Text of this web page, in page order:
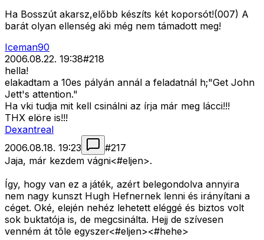
Ha Bosszút akarsz,előbb készíts két koporsót!(007) A
barát olyan ellenség aki még nem támadott meg!
Iceman90
2006.08.22. 19:38#218
hella!
elakadtam a 10es pályán annál a feladatnál h;"Get John
Jett's attention."
Ha vki tudja mit kell csinálni az írja már meg lácci!!!
THX elöre is!!!
Dexantreal
2006.08.18. 19:23
#217
Jaja, már kezdem vágni<#eljen>.
Így, hogy van ez a játék, azért belegondolva annyira
nem nagy kunszt Hugh Hefnernek lenni és irányítani a
céget. Oké, elején nehéz lehetett eléggé és biztos volt
sok buktatója is, de megcsinálta. Hejj de szívesen
venném át tõle egyszer<#eljen><#hehe>